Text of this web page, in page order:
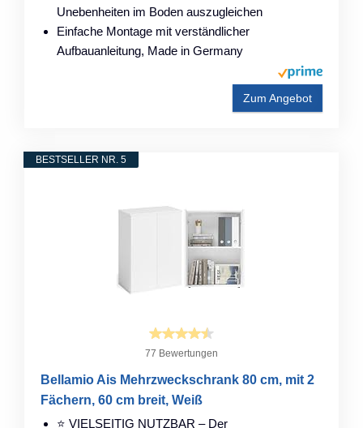
Unebenheiten im Boden auszugleichen
Einfache Montage mit verständlicher
Aufbauanleitung, Made in Germany
Zum Angebot
BESTSELLER NR. 5
77 Bewertungen
Bellamio Ais Mehrzweckschrank 80 cm, mit 2
Fächern, 60 cm breit, Weiß
⭐ VIELSEITIG NUTZBAR – Der